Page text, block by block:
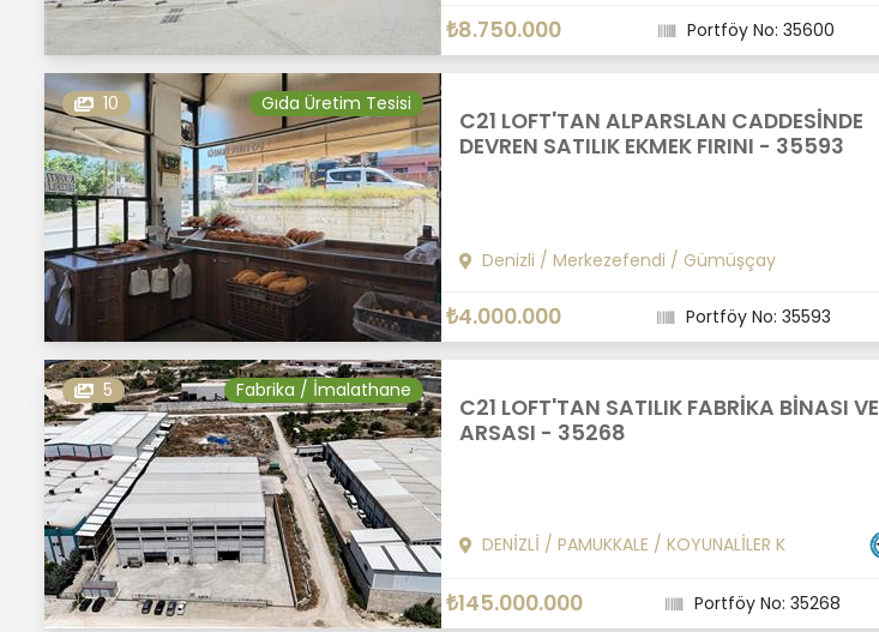
₺8.750.000 Portföy No: 35600
10 Gıda Üretim Tesisi
C21 LOFT'TAN ALPARSLAN CADDESİNDE
DEVREN SATILIK EKMEK FIRINI - 35593
Denizli / Merkezefendi / Gümüşçay
₺4.000.000 Portföy No: 35593
5 Fabrika / İmalathane
C21 LOFT'TAN SATILIK FABRİKA BİNASI VE
ARSASI - 35268
DENİZLİ / PAMUKKALE / KOYUNALİLER K
₺145.000.000 Portföy No: 35268